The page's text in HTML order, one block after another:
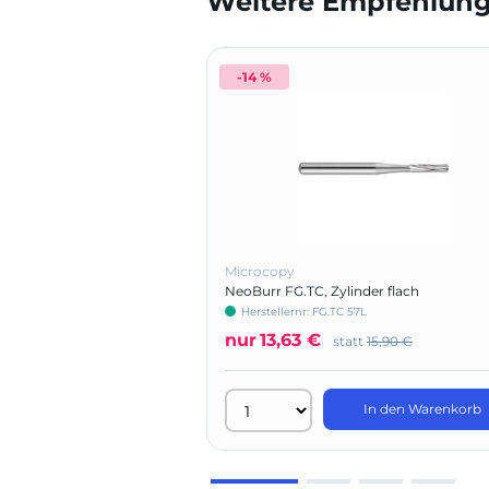
-14 %
Microcopy
NeoBurr FG.TC, Zylinder flach
Herstellernr: FG.TC 57L
nur13,63 € statt 15,90 €
In den Warenkorb